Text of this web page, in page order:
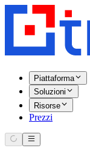
Piattaforma
Soluzioni
Risorse
Prezzi